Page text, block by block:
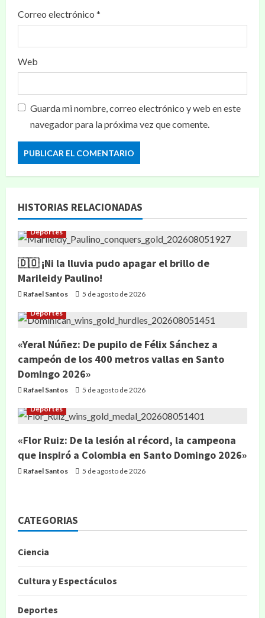
Correo electrónico *
Web
Guarda mi nombre, correo electrónico y web en este
navegador para la próxima vez que comente.
HISTORIAS RELACIONADAS
Deportes
🇩🇴 ¡Ni la lluvia pudo apagar el brillo de
Marileidy Paulino!
Rafael Santos 5 de agosto de 2026
Deportes
«Yeral Núñez: De pupilo de Félix Sánchez a
campeón de los 400 metros vallas en Santo
Domingo 2026»
Rafael Santos 5 de agosto de 2026
Deportes
«Flor Ruiz: De la lesión al récord, la campeona
que inspiró a Colombia en Santo Domingo 2026»
Rafael Santos 5 de agosto de 2026
CATEGORIAS
Ciencia
Cultura y Espectáculos
Deportes